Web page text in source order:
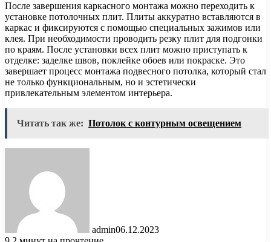
После завершения каркасного монтажа можно переходить к
установке потолочных плит. Плиты аккуратно вставляются в
каркас и фиксируются с помощью специальных зажимов или
клея. При необходимости проводить резку плит для подгонки
по краям. После установки всех плит можно приступать к
отделке: заделке швов, поклейке обоев или покраске. Это
завершает процесс монтажа подвесного потолка, который стал
не только функциональным, но и эстетически
привлекательным элементом интерьера.
Читать так же: Потолок с контурным освещением
admin06.12.2023